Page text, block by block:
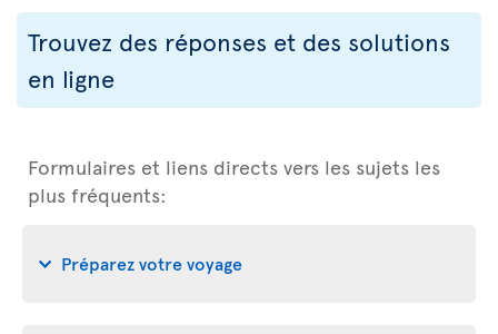
Trouvez des réponses et des solutions
en ligne
Formulaires et liens directs vers les sujets les
plus fréquents:
Préparez votre voyage